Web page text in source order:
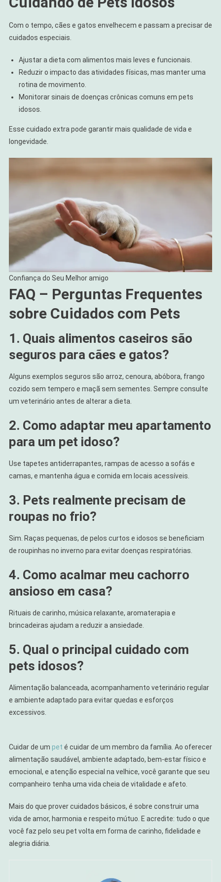
Com o tempo, cães e gatos envelhecem e passam a precisar de
cuidados especiais.
Ajustar a dieta com alimentos mais leves e funcionais.
Reduzir o impacto das atividades físicas, mas manter uma
rotina de movimento.
Monitorar sinais de doenças crônicas comuns em pets
idosos.
Esse cuidado extra pode garantir mais qualidade de vida e
longevidade.
Confiança do Seu Melhor amigo
FAQ – Perguntas Frequentes
sobre Cuidados com Pets
1. Quais alimentos caseiros são
seguros para cães e gatos?
Alguns exemplos seguros são arroz, cenoura, abóbora, frango
cozido sem tempero e maçã sem sementes. Sempre consulte
um veterinário antes de alterar a dieta.
2. Como adaptar meu apartamento
para um pet idoso?
Use tapetes antiderrapantes, rampas de acesso a sofás e
camas, e mantenha água e comida em locais acessíveis.
3. Pets realmente precisam de
roupas no frio?
Sim. Raças pequenas, de pelos curtos e idosos se beneficiam
de roupinhas no inverno para evitar doenças respiratórias.
4. Como acalmar meu cachorro
ansioso em casa?
Rituais de carinho, música relaxante, aromaterapia e
brincadeiras ajudam a reduzir a ansiedade.
5. Qual o principal cuidado com
pets idosos?
Alimentação balanceada, acompanhamento veterinário regular
e ambiente adaptado para evitar quedas e esforços
excessivos.
Cuidar de um pet é cuidar de um membro da família. Ao oferecer
alimentação saudável, ambiente adaptado, bem-estar físico e
emocional, e atenção especial na velhice, você garante que seu
companheiro tenha uma vida cheia de vitalidade e afeto.
Mais do que prover cuidados básicos, é sobre construir uma
vida de amor, harmonia e respeito mútuo. E acredite: tudo o que
você faz pelo seu pet volta em forma de carinho, fidelidade e
alegria diária.